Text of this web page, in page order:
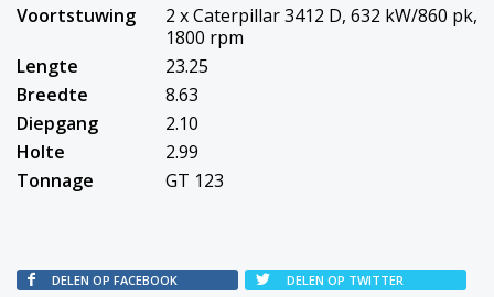
Voortstuwing
2 x Caterpillar 3412 D, 632 kW/860 pk,
1800 rpm
Lengte
23.25
Breedte
8.63
Diepgang
2.10
Holte
2.99
Tonnage
GT 123
DELEN OP FACEBOOK
DELEN OP TWITTER